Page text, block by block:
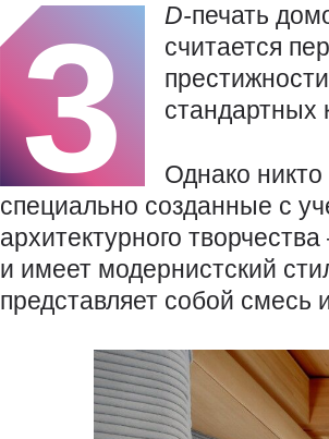
3 D-печать
считается
стандартных
Однако
специально созданные с
архитектурного творчества
и имеет модернистский
представляет собой смесь